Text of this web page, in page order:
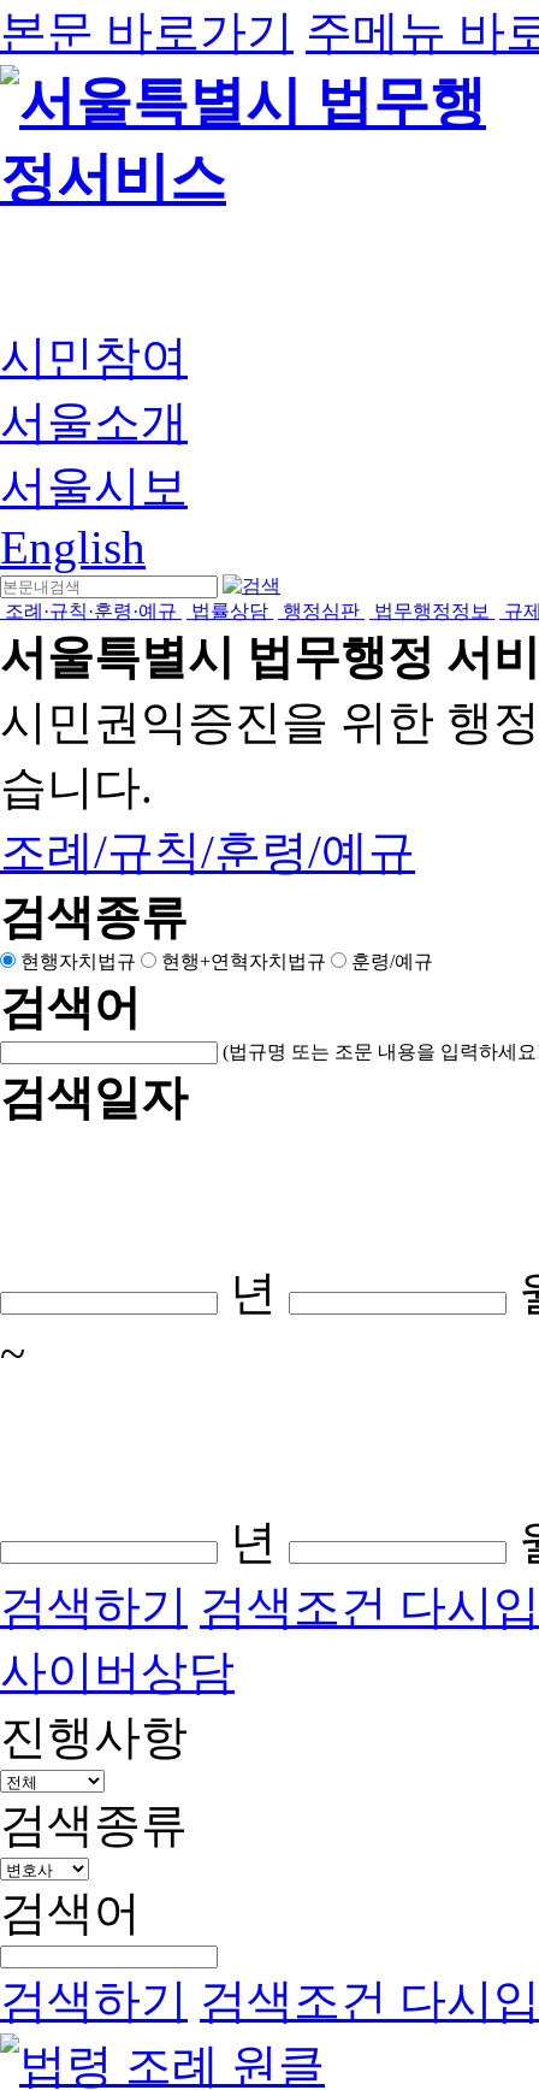
본문 바로가기 주메뉴 바
시민참여
서울소개
서울시보
English
조례·규칙·훈령·예규 법률상담 행정심판 법무행정정보 규
서울특별시 법무행정 서
시민권익증진을 위한 행
습니다.
조례/규칙/훈령/예규
검색종류
현행자치법규 현행+연혁자치법규 훈령/예규
검색어
(법규명 또는 조문 내용을 입력하세
검색일자
년
~
년
검색하기 검색조건 다시
사이버상담
진행사항
검색종류
검색어
검색하기 검색조건 다시